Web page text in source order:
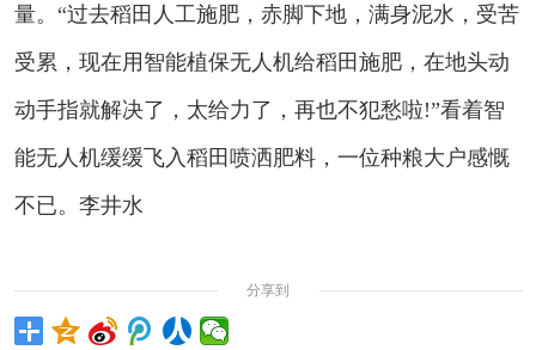
量。“过去稻田人工施肥，赤脚下地，满身泥水，受苦
受累，现在用智能植保无人机给稻田施肥，在地头动
动手指就解决了，太给力了，再也不犯愁啦!”看着智
能无人机缓缓飞入稻田喷洒肥料，一位种粮大户感慨
不已。李井水
分享到